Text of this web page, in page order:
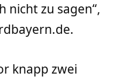
nicht zu sagen“,
knapp zwei